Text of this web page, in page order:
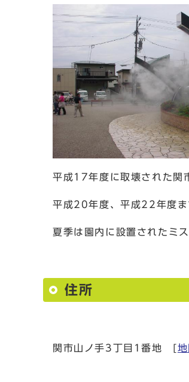
平成17年度に取壊された関
平成20年度、平成22年度ま
夏季は園内に設置されたミ
住所
関市山ノ手3丁目1番地 [